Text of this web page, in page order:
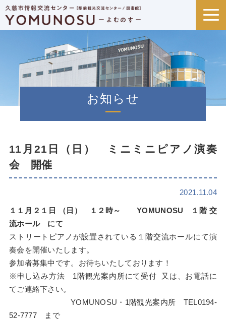
お知らせ
11月21日（日） ミニミニピアノ演奏
会 開催
2021.11.04
１１月２１日 （日） １２時～ YOMUNOSU １階 交
流ホール にて
ストリートピアノが設置されている１階交流ホールにて演
奏会を開催いたします。
参加者募集中です。お待ちいたしております！
※申し込み方法 1階観光案内所にて受付 又は、お電話に
てご連絡下さい。
YOMUNOSU・1階観光案内所 TEL0194-
52-7777 まで